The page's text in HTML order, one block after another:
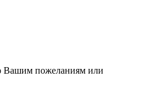
Вашим пожеланиям или